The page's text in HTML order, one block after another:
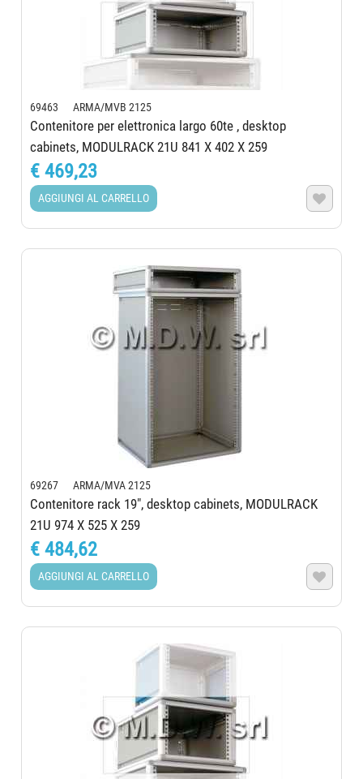
69463 ARMA/MVB 2125
Contenitore per elettronica largo 60te , desktop
cabinets, MODULRACK 21U 841 X 402 X 259
€ 469,23
AGGIUNGI AL CARRELLO 
69267 ARMA/MVA 2125
Contenitore rack 19", desktop cabinets, MODULRACK
21U 974 X 525 X 259
€ 484,62
AGGIUNGI AL CARRELLO 